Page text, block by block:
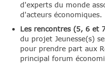
d'experts du monde
d'acteurs économiques.
Les rencontres (5, 6 et
du projet Jeunesse(s)
pour prendre part aux
principal forum